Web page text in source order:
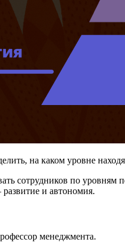
на каком уровне
сотрудников по уровням
и автономия.
менеджмента.